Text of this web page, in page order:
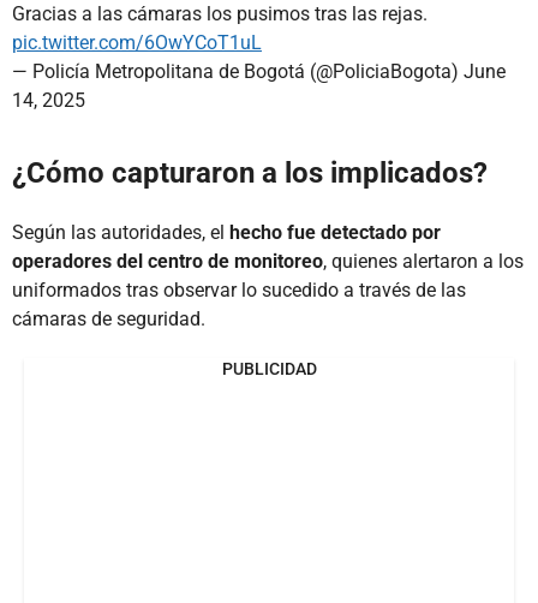
Gracias a las cámaras los pusimos tras las rejas.
pic.twitter.com/6OwYCoT1uL
— Policía Metropolitana de Bogotá (@PoliciaBogota) June
14, 2025
¿Cómo capturaron a los implicados?
Según las autoridades, el hecho fue detectado por
operadores del centro de monitoreo, quienes alertaron a los
uniformados tras observar lo sucedido a través de las
cámaras de seguridad.
PUBLICIDAD